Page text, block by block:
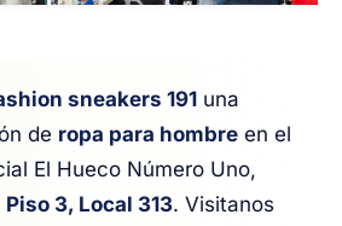
sneakers 191 una
de ropa para hombre en el
El Hueco Número Uno,
Piso 3, Local 313. Visitanos